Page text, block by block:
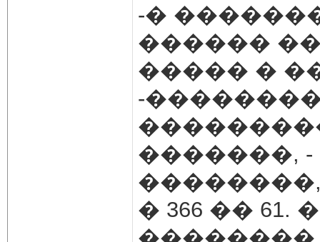
-�
������
����� �
-
�������,
� 366 ��